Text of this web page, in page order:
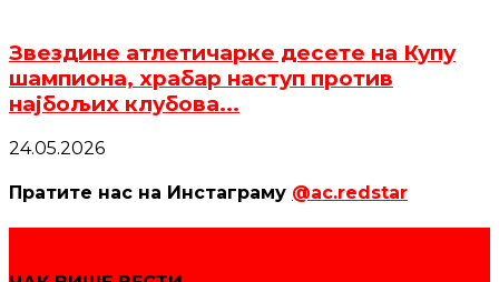
Звездине атлетичарке десете на Купу
шампиона, храбар наступ против
најбољих клубова...
24.05.2026
Пратите нас на Инстаграму @ac.redstar